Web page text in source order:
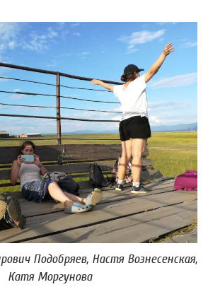
Подобряев, Настя Вознесенская,
Катя Моргунова